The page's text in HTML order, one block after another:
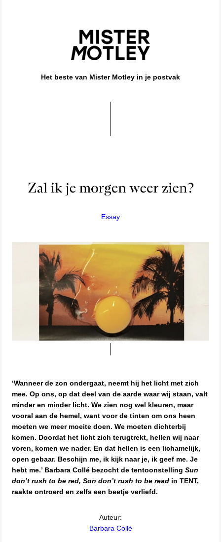
Het beste van Mister Motley in je postvak
Essay
‘Wanneer de zon ondergaat, neemt hij het licht met zich
mee. Op ons, op dat deel van de aarde waar wij staan, valt
minder en minder licht. We zien nog wel kleuren, maar
vooral aan de hemel, want voor de tinten om ons heen
moeten we meer moeite doen. We moeten dichterbij
komen. Doordat het licht zich terugtrekt, hellen wij naar
voren, komen we nader. En dat hellen is een lichamelijk,
open gebaar. Beschijn me, ik kijk naar je, ik geef me. Je
hebt me.’ Barbara Collé bezocht de tentoonstelling Sun
don’t rush to be red, Son don’t rush to be read in TENT,
raakte ontroerd en zelfs een beetje verliefd.
Auteur:
Barbara Collé